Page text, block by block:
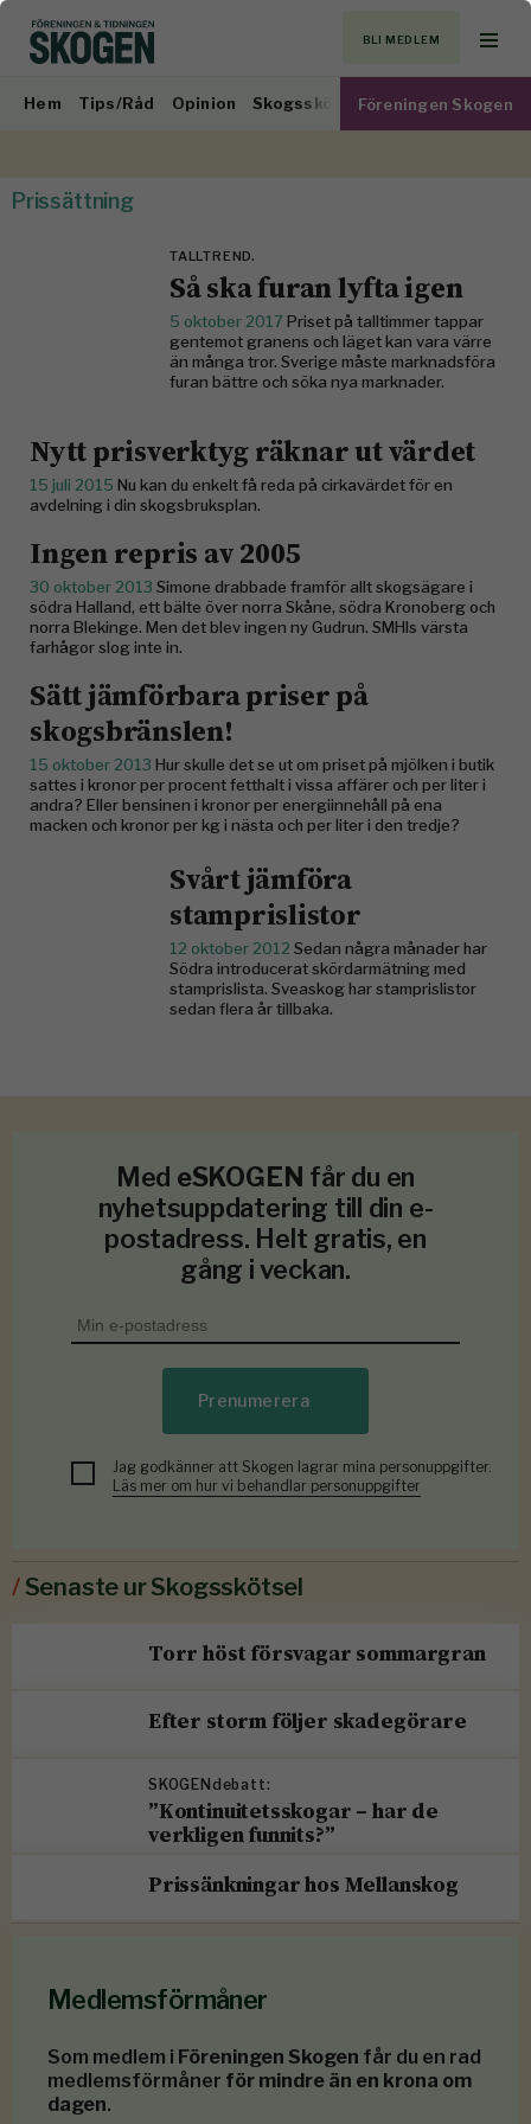
BLI MEDLEM
Hem Tips/Råd Opinion Skogsskötsel Virkesmarknad
Föreningen Skogen
Prissättning
TALLTREND.
Så ska furan lyfta igen
5 oktober 2017 Priset på talltimmer tappar
gentemot granens och läget kan vara värre
än många tror. Sverige måste marknads­föra
furan bättre och söka nya marknader.
Nytt prisverktyg räknar ut värdet
15 juli 2015 Nu kan du enkelt få reda på cirkavärdet för en
avdelning i din skogsbruksplan.
Ingen repris av 2005
30 oktober 2013 Simone drabbade framför allt skogsägare i
södra Halland, ett bälte över norra Skåne, södra Kronoberg och
norra Blekinge. Men det blev ingen ny Gudrun. SMHIs värsta
farhågor slog inte in.
Sätt jämförbara priser på
skogsbränslen!
15 oktober 2013 Hur skulle det se ut om priset på mjölken i butik
sattes i kronor per procent fetthalt i vissa affärer och per liter i
andra? Eller bensinen i kronor per energiinnehåll på ena
macken och kronor per kg i nästa och per liter i den tredje?
Svårt jämföra
stamprislistor
12 oktober 2012 Sedan några månader har
Södra introducerat skördarmätning med
stamprislista. Sveaskog har stamprislistor
sedan flera år tillbaka.
Med eSKOGEN får du en
nyhetsuppdatering till din e-
postadress. Helt gratis, en
gång i veckan.
Prenumerera
Jag godkänner att Skogen lagrar mina personuppgifter.
Läs mer om hur vi behandlar personuppgifter
/Senaste ur Skogsskötsel
Torr höst försvagar sommargran
Efter storm följer skadegörare
SKOGENdebatt:
”Kontinuitetsskogar – har de
verkligen funnits?”
Prissänkningar hos Mellanskog
Medlemsförmåner
Som medlem i Föreningen Skogen får du en rad
medlemsförmåner för mindre än en krona om
dagen.